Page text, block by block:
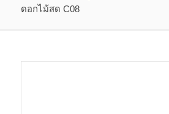
ดอกไม้สด C08